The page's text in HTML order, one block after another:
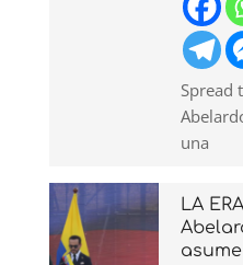
Spread
una
LA